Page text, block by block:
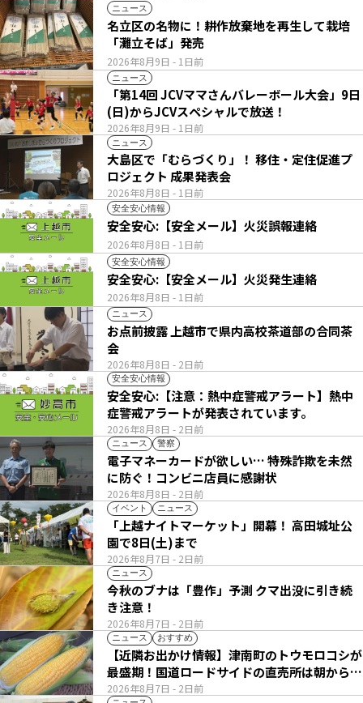
ニュース
2026年8月9日 - 1日前
名立区の名物に！耕作放棄地を再生して栽培
「灘立そば」発売
ニュース
2026年8月9日 - 1日前
「第14回 JCVママさんバレーボール大会」9日
(日)からJCVスペシャルで放送！
ニュース
2026年8月8日 - 1日前
大島区で「むらづくり」！ 移住・定住促進プ
ロジェクト 成果発表会
安全安心情報
2026年8月8日 - 1日前
安全安心:【安全メール】火災誤報連絡
安全安心情報
2026年8月8日 - 1日前
安全安心:【安全メール】火災発生連絡
ニュース
2026年8月8日 - 2日前
お点前披露 上越市で県内高校茶道部の合同茶
会
安全安心情報
2026年8月8日 - 2日前
安全安心:【注意：熱中症警戒アラート】熱中
症警戒アラートが発表されています。
ニュース 警察
2026年8月8日 - 2日前
電子マネーカードが欲しい… 特殊詐欺を未然
に防ぐ！コンビニ店員に感謝状
イベント ニュース
2026年8月7日 - 2日前
「上越ナイトマーケット」開幕！ 高田城址公
園で8日(土)まで
ニュース
2026年8月7日 - 2日前
今秋のブナは「豊作」予測 クマ出没に引き続
き注意！
ニュース おすすめ
2026年8月7日 - 2日前
【近隣お出かけ情報】津南町のトウモロコシが
最盛期！国道ロードサイドの直売所は朝から長
い列